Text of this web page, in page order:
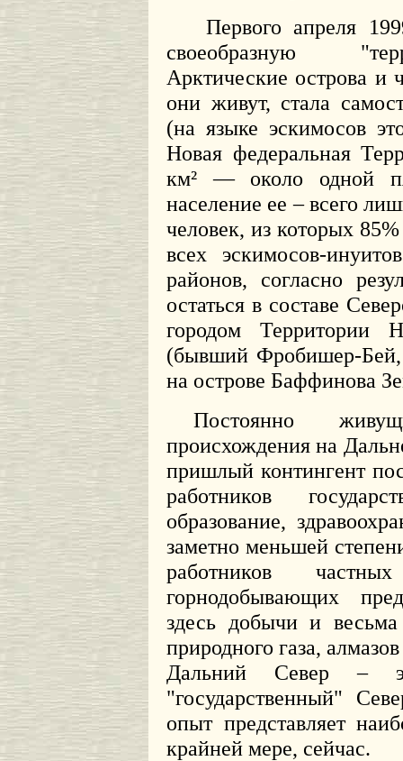
Первого апреля
своеобразную
Арктические острова и
они живут, стала
(на языке эскимосов
Новая федеральная
км² — около одной
население ее – всего
человек, из которых
всех эскимосов-
районов, согласно
остаться в составе
городом Территории
(бывший Фробишер-
на острове Баффинова
Постоянно
происхождения на
пришлый контингент
работников
образование,
заметно меньшей
работников
горнодобывающих
здесь добычи и
природного газа,
Дальний Север –
"государственный"
опыт представляет
крайней мере, сейчас.